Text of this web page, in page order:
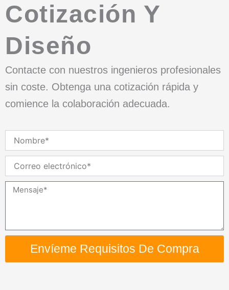
Cotización Y
Diseño
Contacte con nuestros ingenieros profesionales
sin coste. Obtenga una cotización rápida y
comience la colaboración adecuada.
electrónico
Mensaje
Envíeme Requisitos De Compra